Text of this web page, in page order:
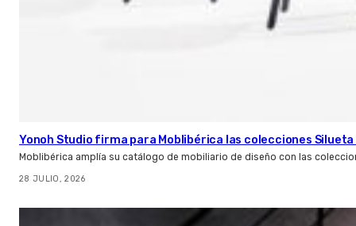
Yonoh Studio firma para Moblibérica las colecciones Silueta
Moblibérica amplía su catálogo de mobiliario de diseño con las
28 JULIO, 2026